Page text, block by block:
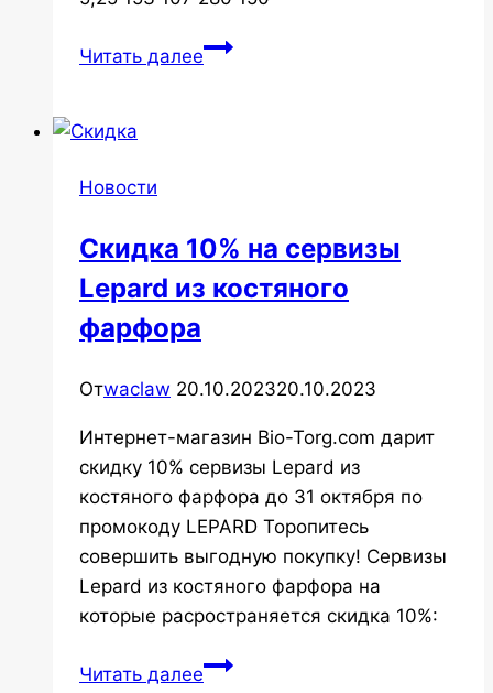
Читать далееСравнение
Новости
Скидка 10% на сервизы
Lepard из костяного
фарфора
Отwaclaw 20.10.202320.10.2023
Интернет-магазин Bio-Torg.com дарит
скидку 10% сервизы Lepard из
костяного фарфора до 31 октября по
промокоду LEPARD Торопитесь
совершить выгодную покупку! Сервизы
Lepard из костяного фарфора на
которые расространяется скидка 10%:
Читать далееСкидка